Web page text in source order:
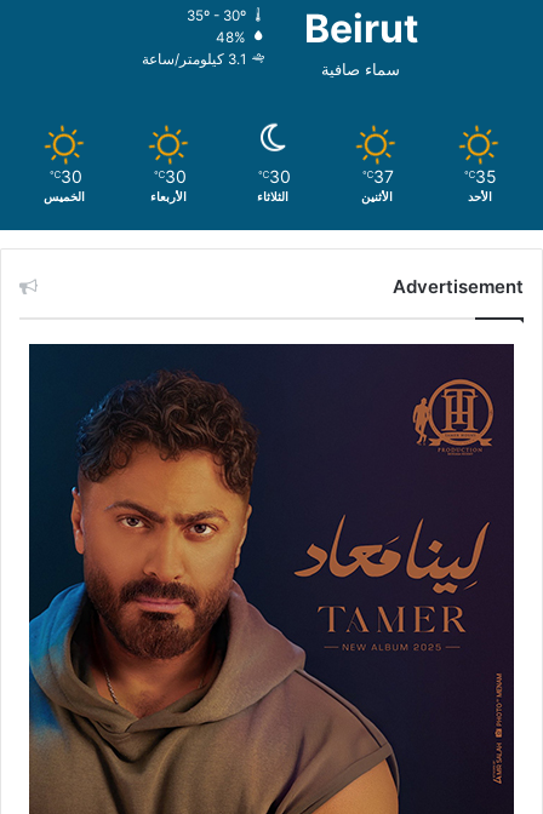
Beirut
سماء صافية
35º - 30º
48%
3.1 كيلومتر/ساعة
35
℃
الأحد
37
℃
الأثنين
30
℃
الثلاثاء
30
℃
الأربعاء
30
℃
الخميس
Advertisement